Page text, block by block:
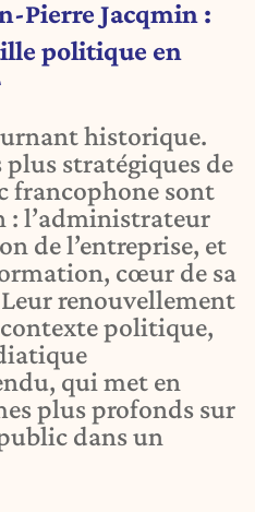
Pierre Jacqmin :
politique en
historique.
plus stratégiques de
francophone sont
: l’administrateur
de l’entreprise, et
cœur de sa
renouvellement
politique,
qui met en
plus profonds sur
dans un